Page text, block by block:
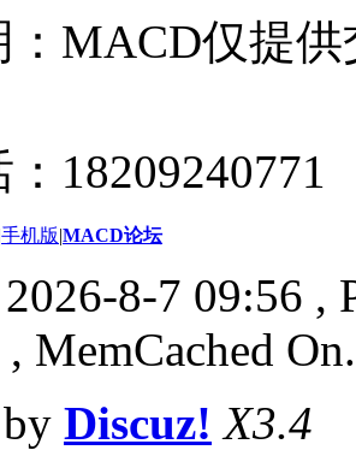
：MACD仅提
：
手机版|MACD论坛
8-7 09:56 ,
MemCached On.
Discuz! X3.4